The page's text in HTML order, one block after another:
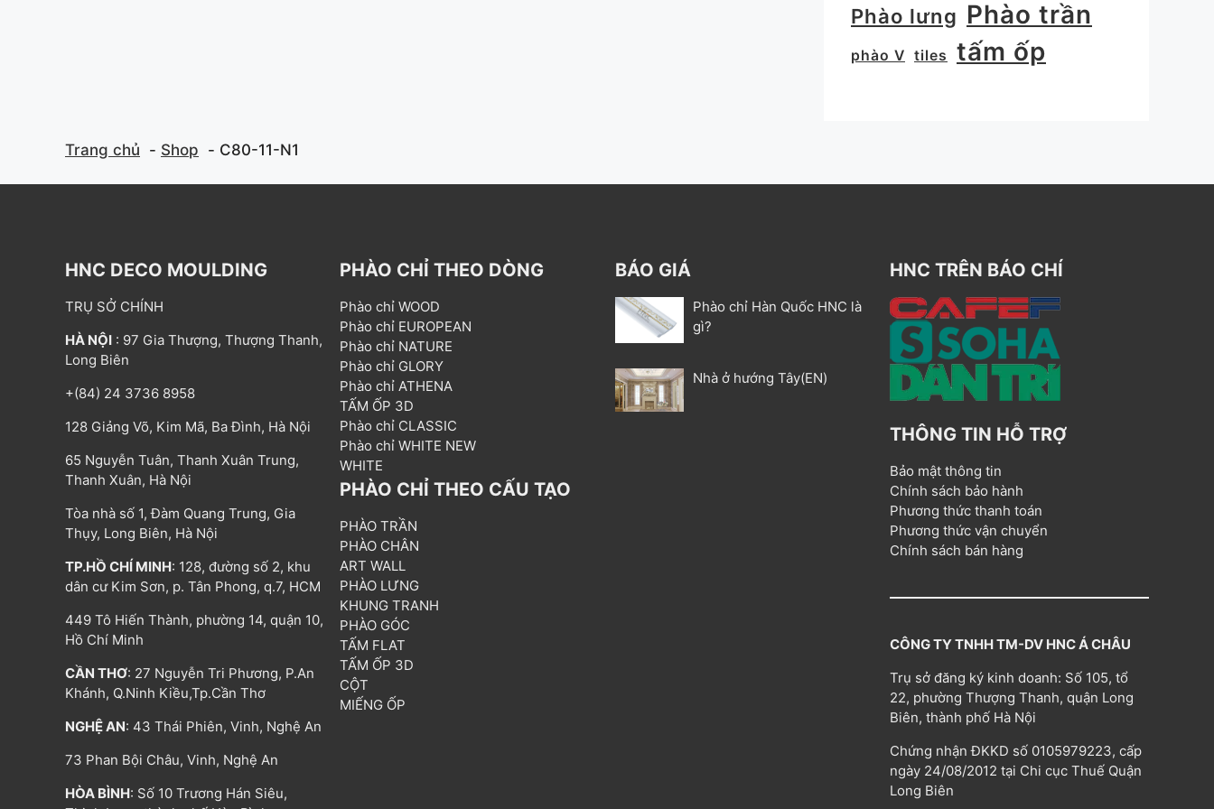
Phào lưng Phào trần
phào V tiles tấm ốp
Trang chủ Shop C80-11-N1
HNC DECO MOULDING
TRỤ SỞ CHÍNH
HÀ NỘI : 97 Gia Thượng, Thượng Thanh,
Long Biên
+(84) 24 3736 8958
128 Giảng Võ, Kim Mã, Ba Đình, Hà Nội
65 Nguyễn Tuân, Thanh Xuân Trung,
Thanh Xuân, Hà Nội
Tòa nhà số 1, Đàm Quang Trung, Gia
Thụy, Long Biên, Hà Nội
TP.HỒ CHÍ MINH: 128, đường số 2, khu
dân cư Kim Sơn, p. Tân Phong, q.7, HCM
449 Tô Hiến Thành, phường 14, quận 10,
Hồ Chí Minh
CẦN THƠ: 27 Nguyễn Tri Phương, P.An
Khánh, Q.Ninh Kiều,Tp.Cần Thơ
NGHỆ AN: 43 Thái Phiên, Vinh, Nghệ An
73 Phan Bội Châu, Vinh, Nghệ An
HÒA BÌNH: Số 10 Trương Hán Siêu,
PHÀO CHỈ THEO DÒNG
Phào chỉ WOOD
Phào chỉ EUROPEAN
Phào chỉ NATURE
Phào chỉ GLORY
Phào chỉ ATHENA
TẤM ỐP 3D
Phào chỉ CLASSIC
Phào chỉ WHITE NEW
WHITE
PHÀO CHỈ THEO CẤU TẠO
PHÀO TRẦN
PHÀO CHÂN
ART WALL
PHÀO LƯNG
KHUNG TRANH
PHÀO GÓC
TẤM FLAT
TẤM ỐP 3D
CỘT
MIẾNG ỐP
BÁO GIÁ
Phào chỉ Hàn Quốc HNC là
gì?
Nhà ở hướng Tây(EN)
HNC TRÊN BÁO CHÍ
THÔNG TIN HỖ TRỢ
Bảo mật thông tin
Chính sách bảo hành
Phương thức thanh toán
Phương thức vận chuyển
Chính sách bán hàng
CÔNG TY TNHH TM-DV HNC Á CHÂU
Trụ sở đăng ký kinh doanh: Số 105, tổ
22, phường Thượng Thanh, quận Long
Biên, thành phố Hà Nội
Chứng nhận ĐKKD số 0105979223, cấp
ngày 24/08/2012 tại Chi cục Thuế Quận
Long Biên